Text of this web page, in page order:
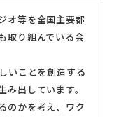
オ等を全国主要都
取り組んでいる会
いことを創造する
出しています。
のかを考え、ワク